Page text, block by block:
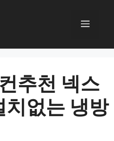
메
추천 넥스
치없는 냉방